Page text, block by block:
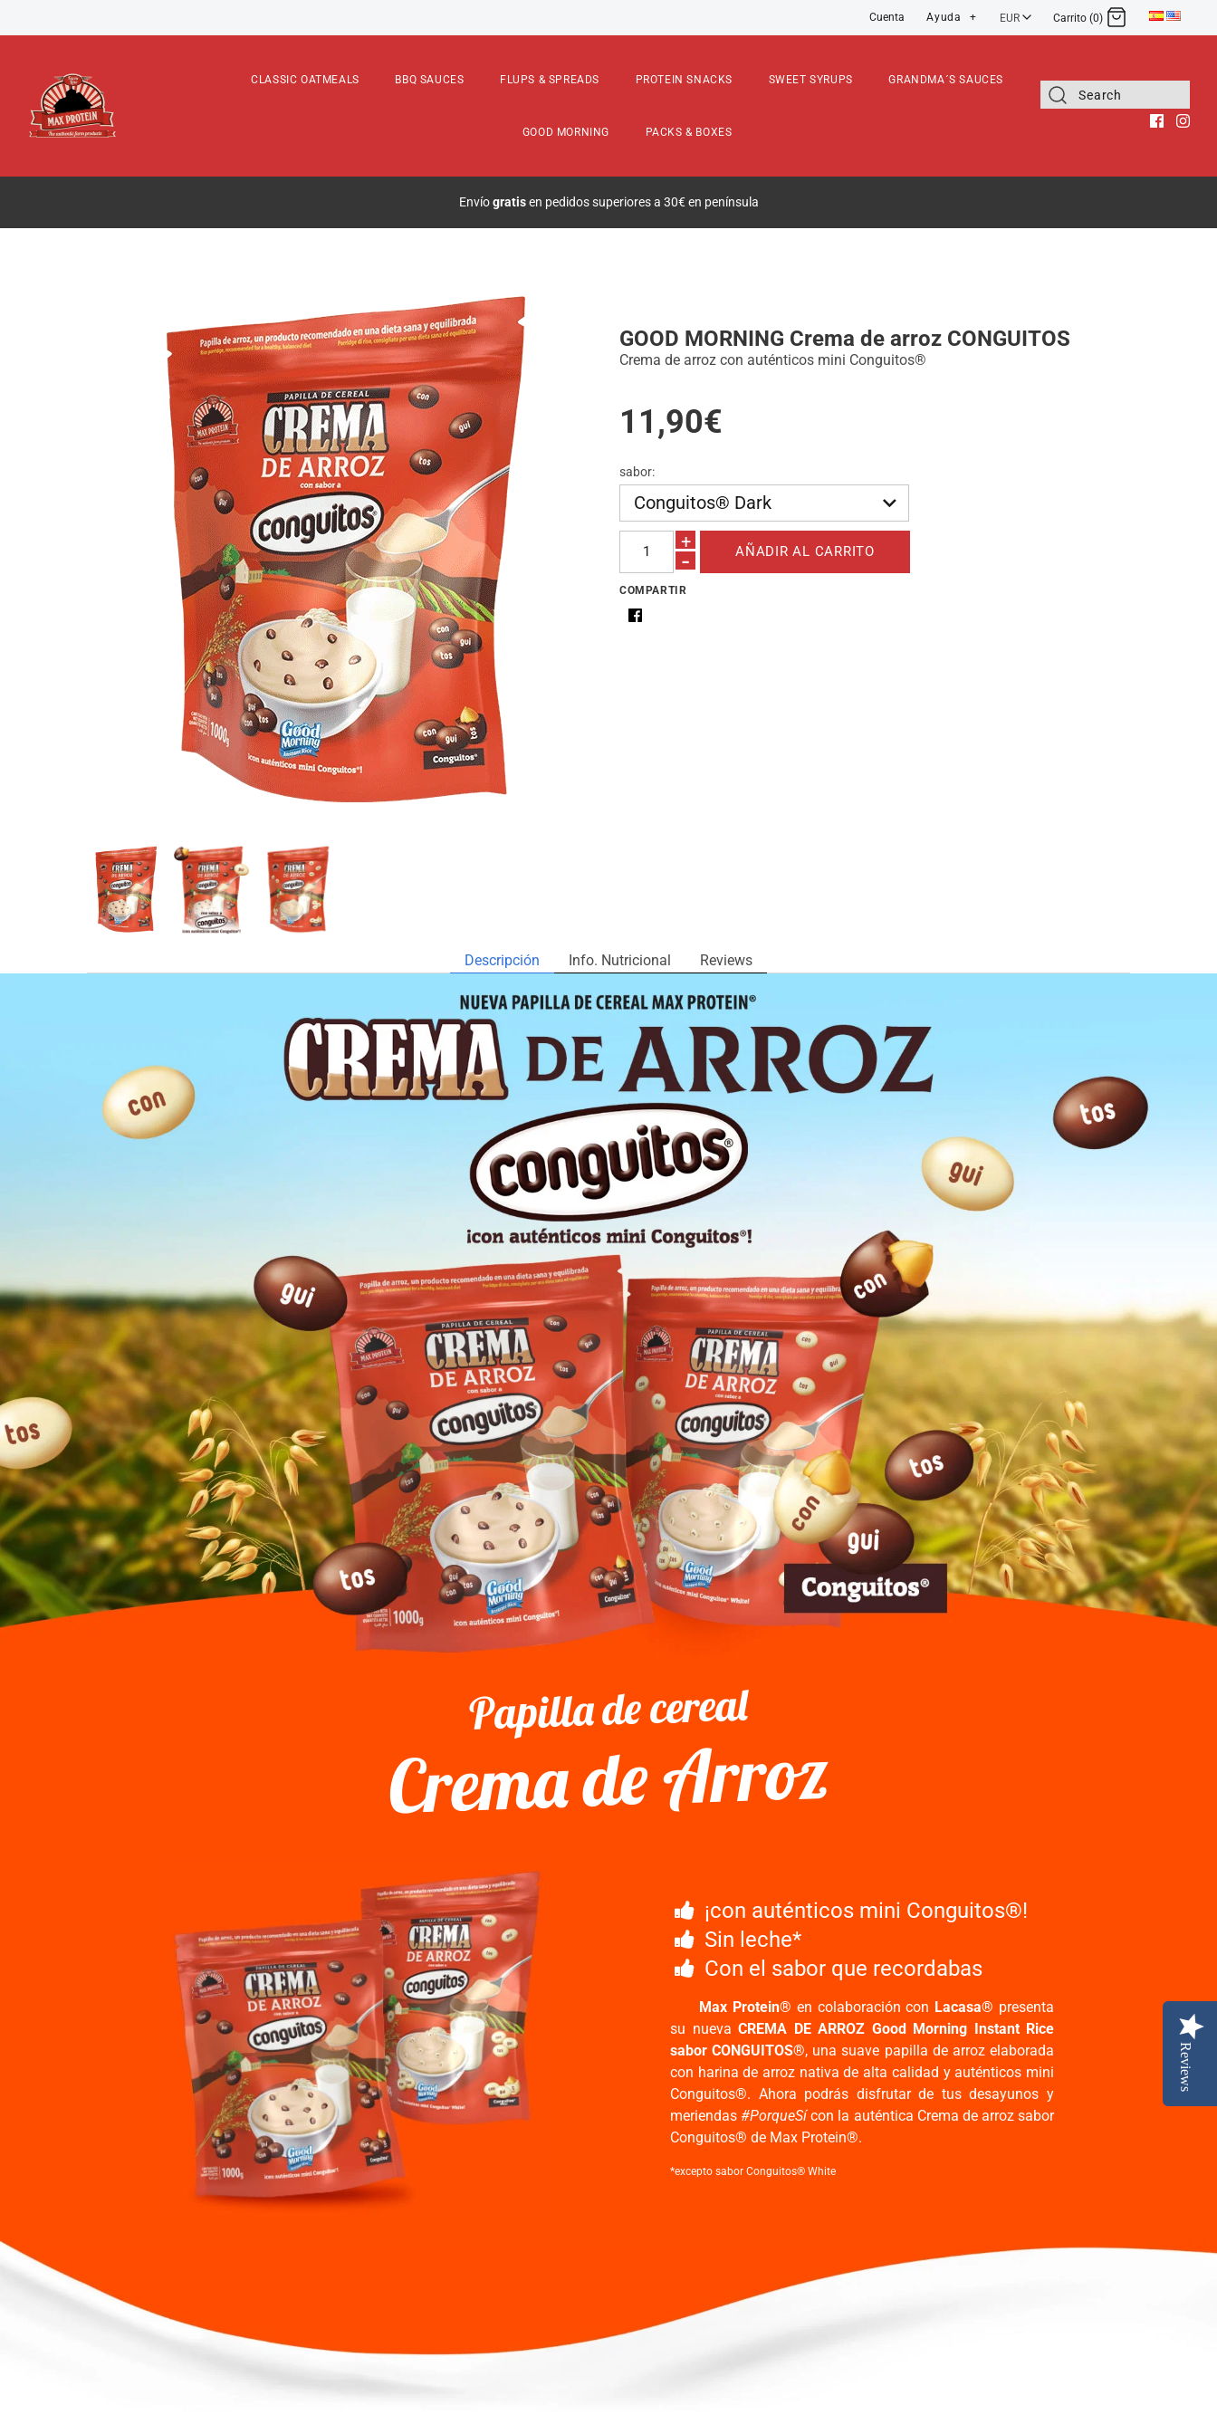
Cuenta
Registro
Ayuda + EUR Carrito (0)
CLASSIC OATMEALS BBQ SAUCES FLUPS & SPREADS PROTEIN SNACKS SWEET SYRUPS GRANDMA´S SAUCES
GOOD MORNING PACKS & BOXES
Bienvenidos a lanueva webde Max Protein®
GOOD MORNING Crema de arroz CONGUITOS
Crema de arroz con auténticos mini Conguitos®
11,90€
sabor:
+
-
COMPARTIR
Descripción Info. Nutricional Reviews
Papilla de cereal
Crema de Arroz
¡con auténticos mini Conguitos®!
Sin leche*
Con el sabor que recordabas
Max Protein® en colaboración con Lacasa® presenta
su nueva CREMA DE ARROZ Good Morning Instant Rice
sabor CONGUITOS®, una suave papilla de arroz elaborada
con harina de arroz nativa de alta calidad y auténticos mini
Conguitos®. Ahora podrás disfrutar de tus desayunos y
meriendas#PorqueSícon la auténtica Crema de arroz sabor
Conguitos® de Max Protein®.
*excepto sabor Conguitos® White
Reviews